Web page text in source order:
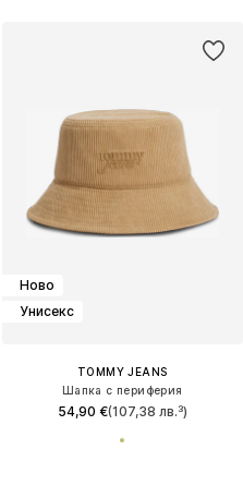
Ново
Унисекс
TOMMY JEANS
Шапка с периферия
54,90 €(107,38 лв.³)